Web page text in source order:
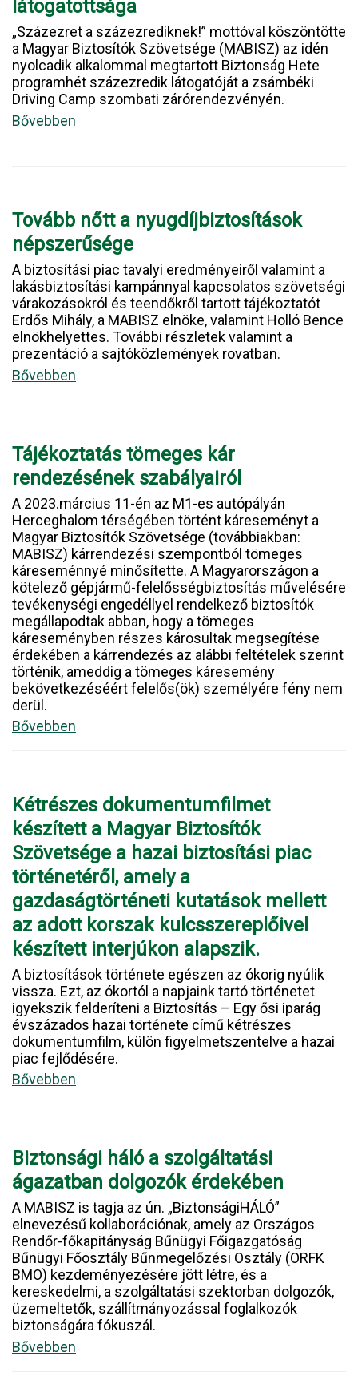
látogatottsága
„Százezret a százezrediknek!” mottóval köszöntötte
a Magyar Biztosítók Szövetsége (MABISZ) az idén
nyolcadik alkalommal megtartott Biztonság Hete
programhét százezredik látogatóját a zsámbéki
Driving Camp szombati zárórendezvényén.
Bővebben
Tovább nőtt a nyugdíjbiztosítások
népszerűsége
A biztosítási piac tavalyi eredményeiről valamint a
lakásbiztosítási kampánnyal kapcsolatos szövetségi
várakozásokról és teendőkről tartott tájékoztatót
Erdős Mihály, a MABISZ elnöke, valamint Holló Bence
elnökhelyettes. További részletek valamint a
prezentáció a sajtóközlemények rovatban.
Bővebben
Tájékoztatás tömeges kár
rendezésének szabályairól
A 2023.március 11-én az M1-es autópályán
Herceghalom térségében történt káreseményt a
Magyar Biztosítók Szövetsége (továbbiakban:
MABISZ) kárrendezési szempontból tömeges
káreseménnyé minősítette. A Magyarországon a
kötelező gépjármű-felelősségbiztosítás művelésére
tevékenységi engedéllyel rendelkező biztosítók
megállapodtak abban, hogy a tömeges
káreseményben részes károsultak megsegítése
érdekében a kárrendezés az alábbi feltételek szerint
történik, ameddig a tömeges káresemény
bekövetkezéséért felelős(ök) személyére fény nem
derül.
Bővebben
Kétrészes dokumentumfilmet
készített a Magyar Biztosítók
Szövetsége a hazai biztosítási piac
történetéről, amely a
gazdaságtörténeti kutatások mellett
az adott korszak kulcsszereplőivel
készített interjúkon alapszik.
A biztosítások története egészen az ókorig nyúlik
vissza. Ezt, az ókortól a napjaink tartó történetet
igyekszik felderíteni a Biztosítás – Egy ősi iparág
évszázados hazai története című kétrészes
dokumentumfilm, külön figyelmetszentelve a hazai
piac fejlődésére.
Bővebben
Biztonsági háló a szolgáltatási
ágazatban dolgozók érdekében
A MABISZ is tagja az ún. „BiztonságiHÁLÓ”
elnevezésű kollaborációnak, amely az Országos
Rendőr-főkapitányság Bűnügyi Főigazgatóság
Bűnügyi Főosztály Bűnmegelőzési Osztály (ORFK
BMO) kezdeményezésére jött létre, és a
kereskedelmi, a szolgáltatási szektorban dolgozók,
üzemeltetők, szállítmányozással foglalkozók
biztonságára fókuszál.
Bővebben